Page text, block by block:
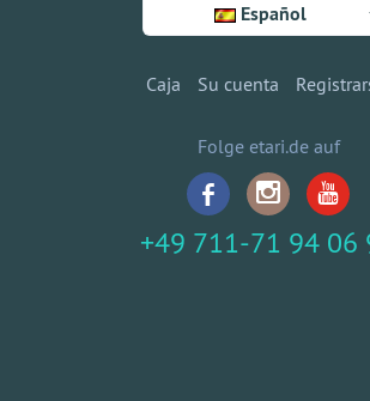
Español
Caja Su cuenta
Folge etari.de auf
+49 711-71 94 06